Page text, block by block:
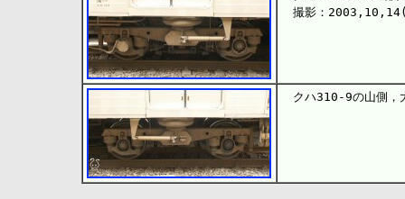
撮影：
クハ310-9の山側，